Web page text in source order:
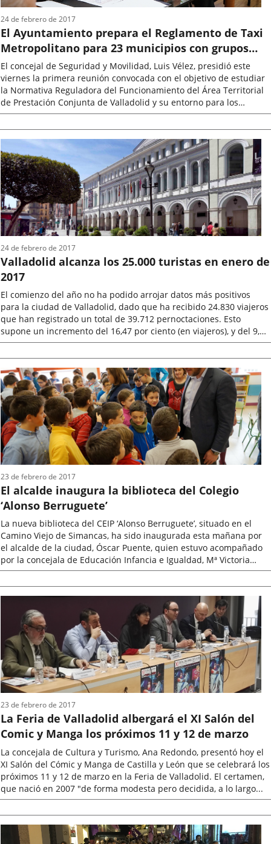
El Ayuntamiento prepara el Reglamento de Taxi
Metropolitano para 23 municipios con grupos
políticos y asociaciones de taxistas
El concejal de Seguridad y Movilidad, Luis Vélez, presidió este
viernes la primera reunión convocada con el objetivo de estudiar
la Normativa Reguladora del Funcionamiento del Área Territorial
de Prestación Conjunta de Valladolid y su entorno para los
servicios...
de
la
noticia
24 de febrero de 2017
Valladolid alcanza los 25.000 turistas en enero de
2017
El comienzo del año no ha podido arrojar datos más positivos
para la ciudad de Valladolid, dado que ha recibido 24.830 viajeros
que han registrado un total de 39.712 pernoctaciones. Esto
supone un incremento del 16,47 por ciento (en viajeros), y del 9,80
por...
de
la
noticia
24 de febrero de 2017
El alcalde inaugura la biblioteca del Colegio
‘Alonso Berruguete’
La nueva biblioteca del CEIP ‘Alonso Berruguete’, situado en el
Camino Viejo de Simancas, ha sido inaugurada esta mañana por
el alcalde de la ciudad, Óscar Puente, quien estuvo acompañado
por la concejala de Educación Infancia e Igualdad, Mª Victoria
Soto,...
de
la
23 de febrero de 2017
La Feria de Valladolid albergará el XI Salón del
Comic y Manga los próximos 11 y 12 de marzo
La concejala de Cultura y Turismo, Ana Redondo, presentó hoy el
XI Salón del Cómic y Manga de Castilla y León que se celebrará los
próximos 11 y 12 de marzo en la Feria de Valladolid. El certamen,
que nació en 2007 "de forma modesta pero decidida, a lo largo...
de
la
noticia
23 de febrero de 2017